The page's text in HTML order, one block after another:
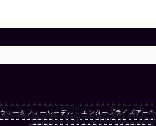
ウォータフォールモデル エンタープライズアー